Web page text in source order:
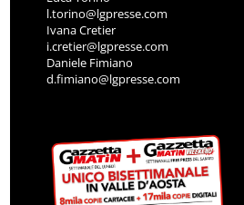
l.torino@lgpresse.com
Ivana Cretier
i.cretier@lgpresse.com
Daniele Fimiano
d.fimiano@lgpresse.com